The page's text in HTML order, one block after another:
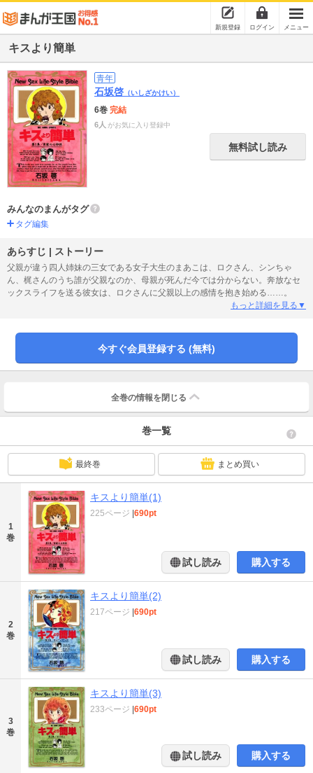
新規登録 ログイン メニュー
キスより簡単
青年
石坂啓 （いしざかけい）
6巻 完結
6人 がお気に入り登録中
無料試し読み
みんなのまんがタグ
タグ編集
あらすじ | ストーリー
父親が違う四人姉妹の三女である女子大生のまあこは、ロクさん、シンちゃ
ん、梶さんのうち誰が父親なのか、母親が死んだ今では分からない。奔放なセ
ックスライフを送る彼女は、ロクさんに父親以上の感情を抱き始める……。
もっと詳細を見る▼
今すぐ会員登録する (無料)
全巻の情報を 閉じる
巻一覧
最終巻 まとめ買い
1
巻
キスより簡単(1)
225ページ 690pt
試し読み 購入する
2
巻
キスより簡単(2)
217ページ 690pt
試し読み 購入する
3
巻
キスより簡単(3)
233ページ 690pt
試し読み 購入する